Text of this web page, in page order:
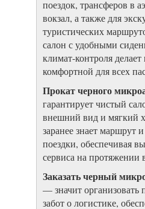
поездок, трансферов в
вокзал, а также для
туристических
салон с удобными
климат-контроля делает
комфортной для всех
Прокат черного
гарантирует чистый
внешний вид и мягкий
заранее знает маршрут
поездки, обеспечивая
сервиса на протяжении
Заказать черный
— значит организовать
забот о логистике,